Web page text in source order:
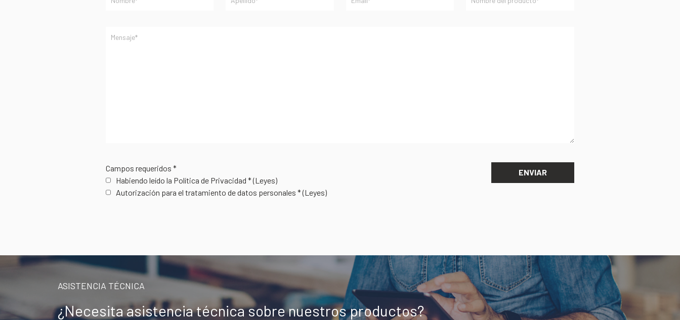
Campos requeridos *
Habiendo leído la Política de Privacidad *(Leyes)
Autorización para el tratamiento de datos personales *(Leyes)
ASISTENCIA TÉCNICA
¿Necesita asistencia técnica sobre nuestros productos?